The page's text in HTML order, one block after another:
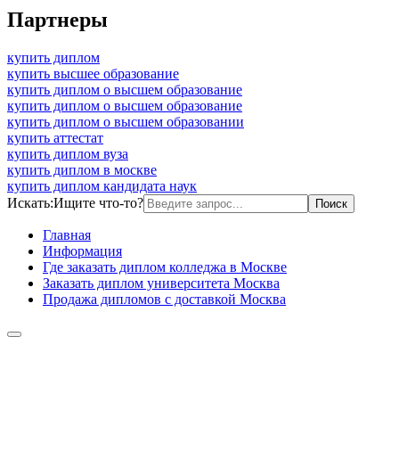
Партнеры
купить диплом
купить высшее образование
купить диплом о высшем образование
купить диплом о высшем образование
купить диплом о высшем образовании
купить аттестат
купить диплом вуза
купить диплом в москве
купить диплом кандидата наук
Искать:Ищите что-то?
Главная
Информация
Где заказать диплом колледжа в Москве
Заказать диплом университета Москва
Продажа дипломов с доставкой Москва